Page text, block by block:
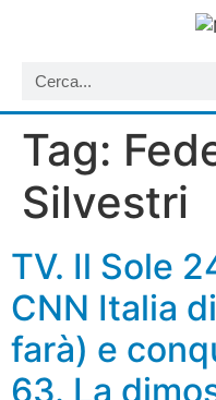
Tag:
Silvestri
TV. Il Sole
CNN Italia
farà) e
63. La